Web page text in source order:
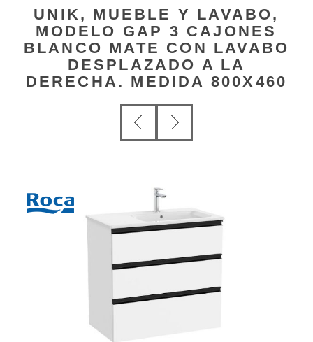
UNIK, MUEBLE Y LAVABO,
MODELO GAP 3 CAJONES
BLANCO MATE CON LAVABO
DESPLAZADO A LA
DERECHA. MEDIDA 800X460